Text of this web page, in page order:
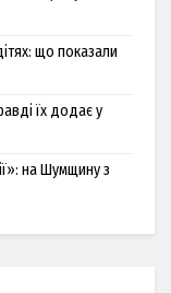
що показали
їх додає у
на Шумщину з